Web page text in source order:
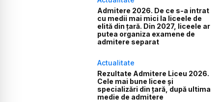
Admitere 2026. De ce s-a intrat
cu medii mai mici la liceele de
elită din țară. Din 2027, liceele ar
putea organiza examene de
admitere separat
Actualitate
Rezultate Admitere Liceu 2026.
Cele mai bune licee și
specializări din țară, după ultima
medie de admitere